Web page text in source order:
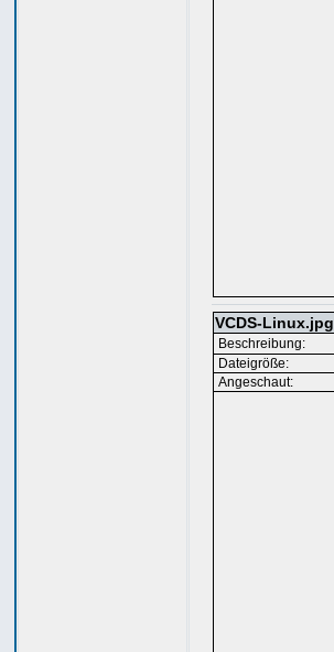
VCDS-Linux.jpg
Beschreibung:
Dateigröße:
Angeschaut: